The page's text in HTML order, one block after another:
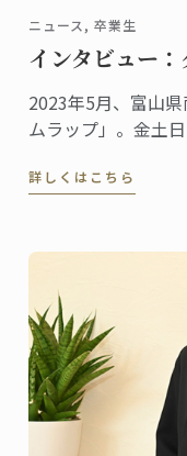
ニュース, 卒業生
インタビュー
2023年5月、富山
ムラップ」。金土
既に評判、地元客
詳しくはこちら